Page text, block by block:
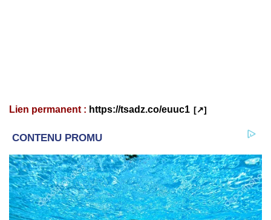
Lien permanent : https://tsadz.co/euuc1